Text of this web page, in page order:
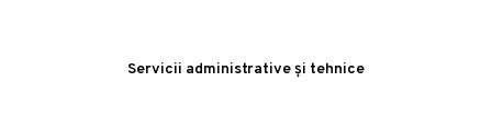
Servicii administrative și tehnice